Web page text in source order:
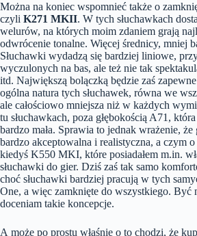
Można na koniec wspomnieć także o
czyli K271 MKII. W tych słuchawkach
welurów, na których moim zdaniem grają
odwrócenie tonalne. Więcej średnicy, mniej
Słuchawki wydadzą się bardziej liniowe,
wyczulonych na bas, ale też nie tak
itd. Największą bolączką będzie zaś
ogólna natura tych słuchawek, równa we
ale całościowo mniejsza niż w każdych
tu słuchawkach, poza głębokością A71,
bardzo mała. Sprawia to jednak wrażenie,
bardzo akceptowalna i realistyczna, a czym
kiedyś K550 MKI, które posiadałem m.in.
słuchawki do gier. Dziś zaś tak samo
choć słuchawki bardziej pracują w tych
One, a więc zamknięte do wszystkiego. Być
doceniam takie koncepcje.
A może po prostu właśnie o to chodzi, że